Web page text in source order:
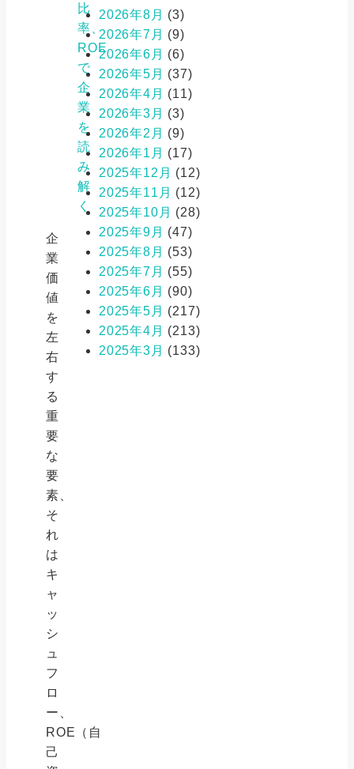
比
率、
ROE
で
企
業
を
読
み
解
く
企
業
価
値
を
左
右
す
る
重
要
な
要
素、
そ
れ
は
キ
ャ
ッ
シ
ュ
フ
ロ
ー、
ROE（自
己
2026年8月 (3)
2026年7月 (9)
2026年6月 (6)
2026年5月 (37)
2026年4月 (11)
2026年3月 (3)
2026年2月 (9)
2026年1月 (17)
2025年12月 (12)
2025年11月 (12)
2025年10月 (28)
2025年9月 (47)
2025年8月 (53)
2025年7月 (55)
2025年6月 (90)
2025年5月 (217)
2025年4月 (213)
2025年3月 (133)